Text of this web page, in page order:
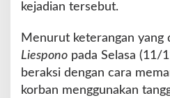
kejadian tersebut.
Menurut keterangan yang
Liespono pada Selasa (11/
beraksi dengan cara
korban menggunakan